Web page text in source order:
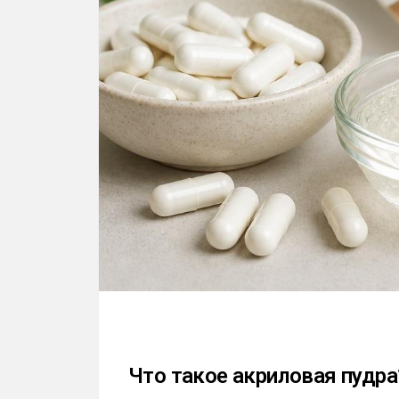
Что такое акриловая